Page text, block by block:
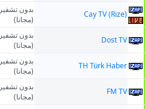
Cay TV (Rize)
بدون تشفير
(مجانا)
Dost TV
بدون تشفير
(مجانا)
TH Türk Haber
بدون تشفير
(مجانا)
FM TV
بدون تشفير
(مجانا)